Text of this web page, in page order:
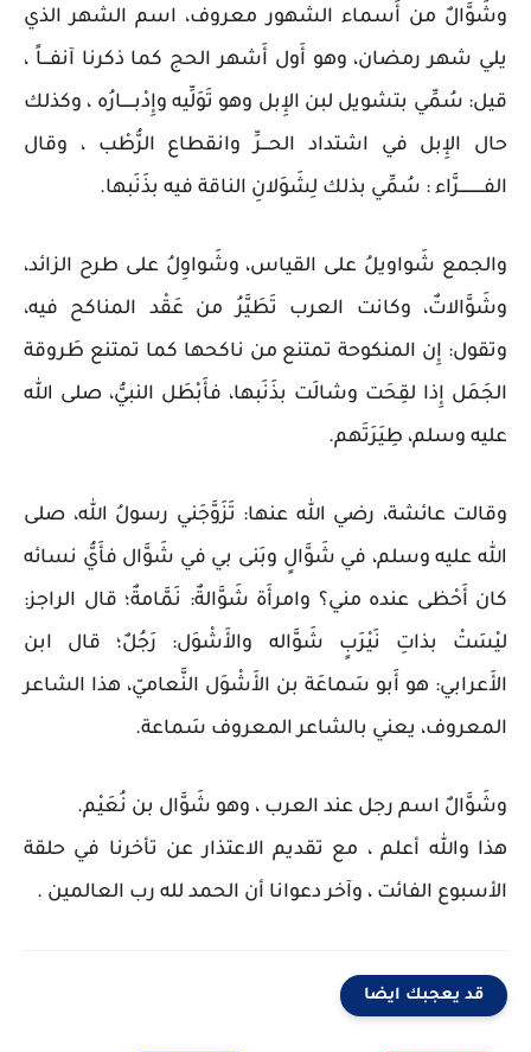
وشَوَّالٌ من أَسماء الشهور معروف، اسم الشهر الذي
يلي شهر رمضان، وهو أَول أَشهر الحج كما ذكرنا آنفـــاً ،
قيل: سُمِّي بتشويل لبن الإِبل وهو تَوَلِّيه وإِدْبـــــارُه ، وكذلك
حال الإِبل في اشتداد الحـــرِّ وانقطاع الرُّطْب ، وقال
الفــــــــــرَّاء : سُمِّي بذلك لِشَوَلانِ الناقة فيه بذَنَبها.
والجمع شَواويلُ على القياس، وشَواوِلُ على طرح الزائد،
وشَوَّالاتٌ، وكانت العرب تَطَيَّرُ من عَقْد المناكح فيه،
وتقول: إِن المنكوحة تمتنع من ناكحها كما تمتنع طَروقة
الجَمَل إِذا لقِحَت وشالَت بذَنَبها، فأَبْطَل النبيُّ، صلى الله
عليه وسلم، طِيَرَتَهم.
وقالت عائشة، رضي الله عنها: تَزَوَّجَني رسولُ الله، صلى
الله عليه وسلم، في شَوَّالٍ وبَنى بي في شَوَّال فأَيُّ نسائه
كان أَحْظى عنده مني؟ وامرأَة شَوَّالةٌ: نَمَّامةٌ؛ قال الراجز:
ليْسَتْ بذاتِ نَيْرَبٍ شَوَّاله والأَشْوَل: رَجُلٌ؛ قال ابن
الأَعرابي: هو أَبو سَماعَة بن الأَشْوَل النَّعاميّ، هذا الشاعر
المعروف، يعني بالشاعر المعروف سَماعة.
وشَوَّالٌ اسم رجل عند العرب ، وهو شَوَّال بن نُعَيْم.
هذا والله أعلم ، مع تقديم الاعتذار عن تأخرنا في حلقة
الأسبوع الفائت ، وآخر دعوانا أن الحمد لله رب العالمين .
قد يعجبك ايضا